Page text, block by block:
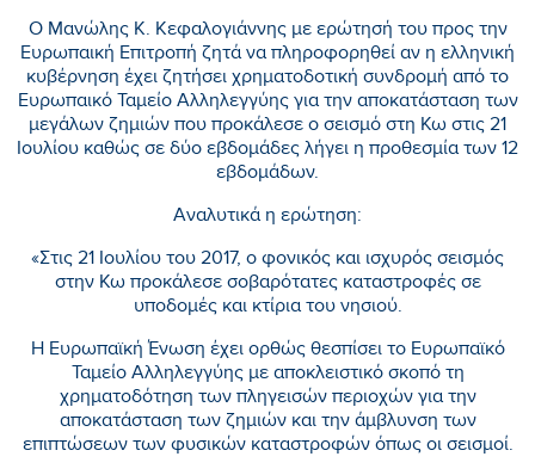
Ο Μανώλης Κ. Κεφαλογιάννης με ερώτησή του προς την
Ευρωπαική Επιτροπή ζητά να πληροφορηθεί αν η ελληνική
κυβέρνηση έχει ζητήσει χρηματοδοτική συνδρομή από το
Ευρωπαικό Ταμείο Αλληλεγγύης για την αποκατάσταση των
μεγάλων ζημιών που προκάλεσε ο σεισμό στη Κω στις 21
Ιουλίου καθώς σε δύο εβδομάδες λήγει η προθεσμία των 12
εβδομάδων.
Αναλυτικά η ερώτηση:
«Στις 21 Ιουλίου του 2017, ο φονικός και ισχυρός σεισμός
στην Κω προκάλεσε σοβαρότατες καταστροφές σε
υποδομές και κτίρια του νησιού.
Η Ευρωπαϊκή Ένωση έχει ορθώς θεσπίσει το Ευρωπαϊκό
Ταμείο Αλληλεγγύης με αποκλειστικό σκοπό τη
χρηματοδότηση των πληγεισών περιοχών για την
αποκατάσταση των ζημιών και την άμβλυνση των
επιπτώσεων των φυσικών καταστροφών όπως οι σεισμοί.